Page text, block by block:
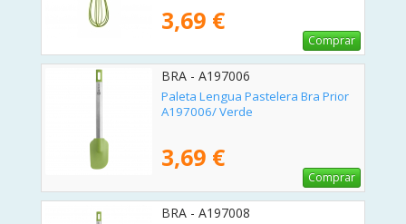
3,69 €
Comprar
BRA - A197006
Paleta Lengua Pastelera Bra Prior
A197006/ Verde
3,69 €
Comprar
BRA - A197008